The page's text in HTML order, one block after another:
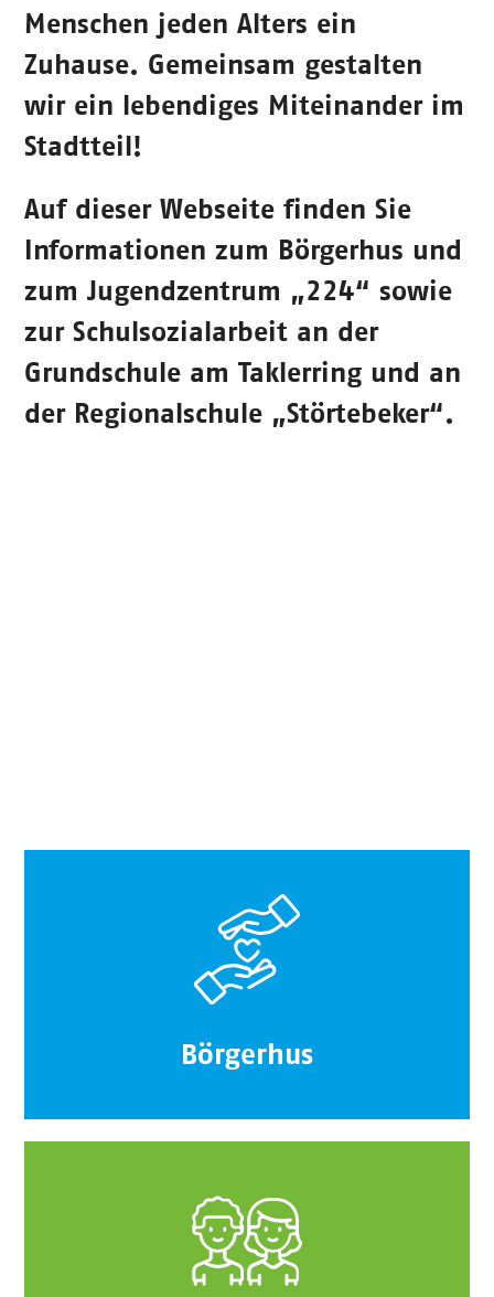
Menschen jeden Alters ein
Zuhause. Gemeinsam gestalten
wir ein lebendiges Miteinander im
Stadtteil!
Auf dieser Webseite finden Sie
Informationen zum Börgerhus und
zum Jugendzentrum „224“ sowie
zur Schulsozialarbeit an der
Grundschule am Taklerring und an
der Regionalschule „Störtebeker“.
Börgerhus